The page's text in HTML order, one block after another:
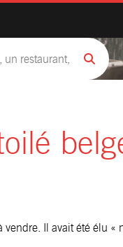
Il avait été élu